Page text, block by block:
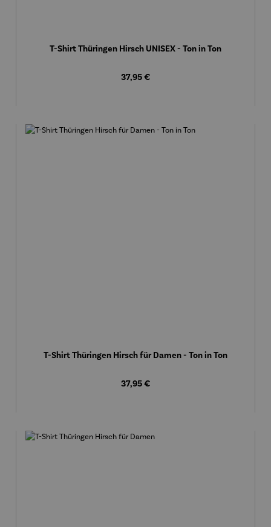
T-Shirt Thüringen Hirsch UNISEX - Ton in Ton
Regulärer Preis:
37,95 €
T-Shirt Thüringen Hirsch für Damen - Ton in Ton
Regulärer Preis:
37,95 €